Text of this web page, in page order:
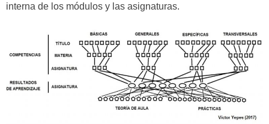
interna de los módulos y las asignaturas.